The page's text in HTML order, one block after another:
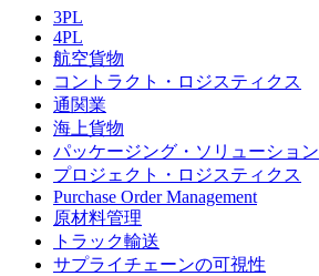
3PL
4PL
航空貨物
コントラクト・ロジスティクス
通関業
海上貨物
パッケージング・ソリューション
プロジェクト・ロジスティクス
Purchase Order Management
原材料管理
トラック輸送
サプライチェーンの可視性